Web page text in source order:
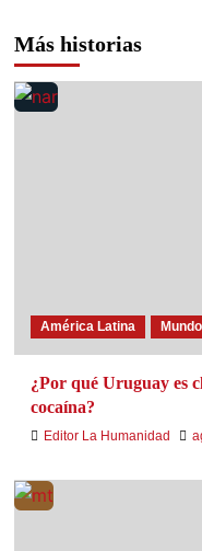
Más historias
América Latina Mundo
¿Por qué Uruguay es
cocaína?
Editor La Humanidad